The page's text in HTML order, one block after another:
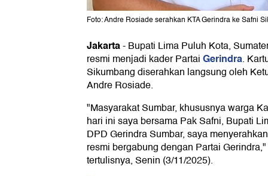
Foto: Andre Rosiade serahkan KTA Gerindra ke Safni
Jakarta-Bupati Lima Puluh Kota,
resmi menjadi kader PartaiGerindra.
Sikumbang diserahkan langsung oleh
Andre Rosiade.
"Masyarakat Sumbar, khususnya warga
hari ini saya bersama Pak Safni, Bupati
DPD Gerindra Sumbar, saya
resmi bergabung dengan Partai
tertulisnya, Senin (3/11/2025).